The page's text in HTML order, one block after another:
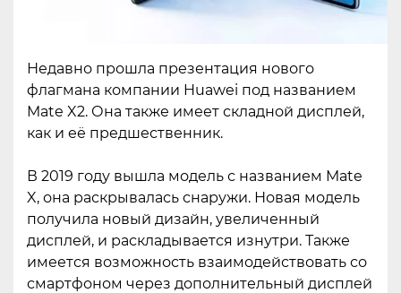
Недавно прошла презентация нового
флагмана компании Huawei под названием
Mate X2. Она также имеет складной дисплей,
как и её предшественник.
В 2019 году вышла модель с названием Mate
X, она раскрывалась снаружи. Новая модель
получила новый дизайн, увеличенный
дисплей, и раскладывается изнутри. Также
имеется возможность взаимодействовать со
смартфоном через дополнительный дисплей